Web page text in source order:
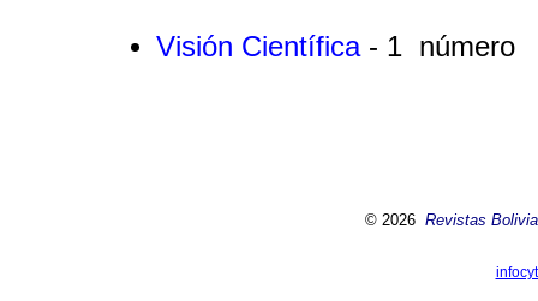
Visión Científica - 1 número
© 2026 Revistas